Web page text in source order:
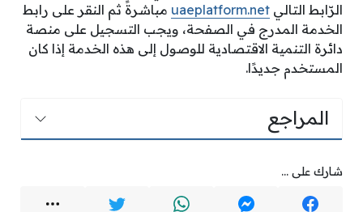
الرّابط التالي uaeplatform.net مباشرةً ثم النقر على رابط
الخدمة المدرج في الصفحة، ويجب التسجيل على منصة
دائرة التنمية الاقتصادية للوصول إلى هذه الخدمة إذا كان
المستخدم جديدًا.
المراجع
شارك على ...